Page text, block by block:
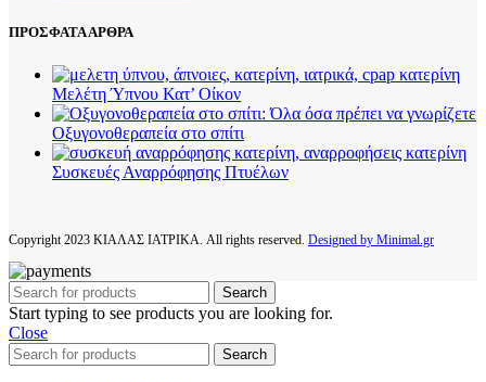
ΠΡΟΣΦΑΤΑ ΑΡΘΡΑ
Μελέτη Ύπνου Κατ’ Οίκον
Οξυγονοθεραπεία στο σπίτι
Συσκευές Αναρρόφησης Πτυέλων
Copyright2023 ΚΙΑΛΑΣ ΙΑΤΡΙΚΑ. All rights reserved. Designed by Minimal.gr
Search
Start typing to see products you are looking for.
Close
Search